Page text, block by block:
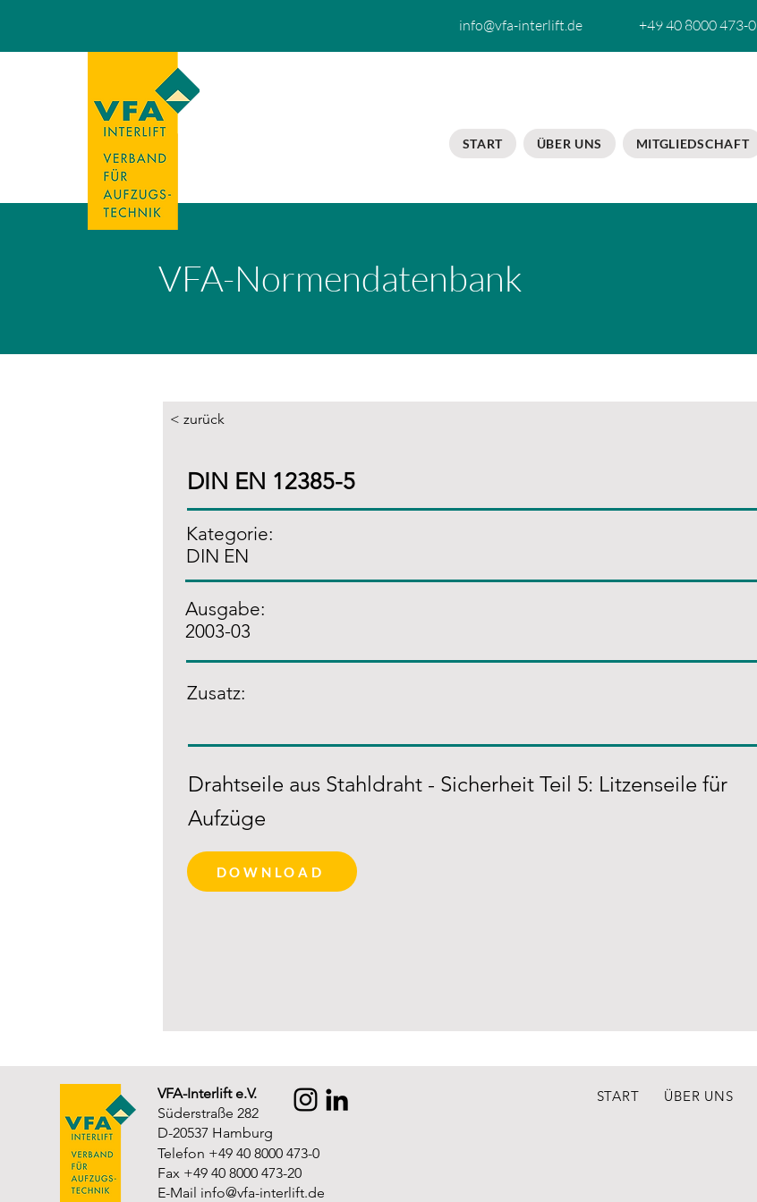
info@vfa-interlift.de +49 40 8000 473-0
START ÜBER UNS MITGLIEDSCHAFT
VFA-Normendatenbank
< zurück
DIN EN 12385-5
Kategorie:
DIN EN
Ausgabe:
2003-03
Zusatz:
Drahtseile aus Stahldraht - Sicherheit Teil 5: Litzenseile für
Aufzüge
DOWNLOAD
VFA-Interlift e.V.
Süderstraße 282
D-20537 Hamburg
Telefon +49 40 8000 473-0
Fax +49 40 8000 473-20
E-Mail info@vfa-interlift.de
START ÜBER UNS